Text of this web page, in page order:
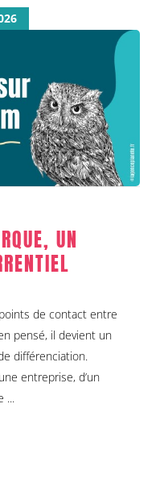
un avantage
sérieux
de marque Non
UN
de contact entre
pensé, il devient un
différenciation.
entreprise, d’un
...